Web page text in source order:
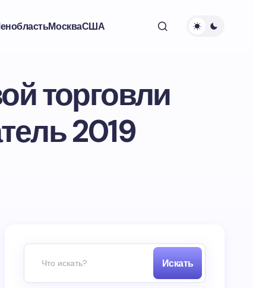
МоскваСША
торговли
2019
Искать